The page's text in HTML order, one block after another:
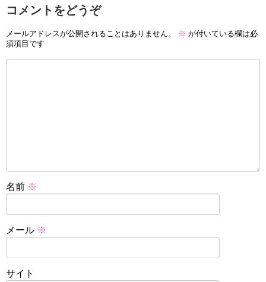
コメントをどうぞ
メールアドレスが公開されることはありません。 ※ が付いている欄は必
須項目です
名前 ※
メール ※
サイト